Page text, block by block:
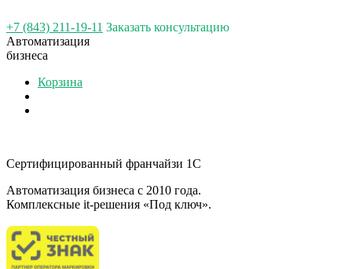
+7 (843) 211-19-11 Заказать консультацию
Автоматизация
бизнеса
Корзина
Сертифицированный франчайзи 1С
Автоматизация бизнеса c 2010 года.
Комплексные it-решения «Под ключ».